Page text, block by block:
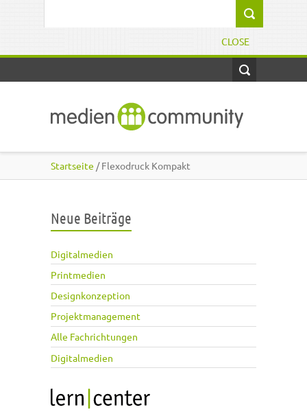
CLOSE
Startseite / Flexodruck Kompakt
Neue Beiträge
Digitalmedien
Printmedien
Designkonzeption
Projektmanagement
Alle Fachrichtungen
Digitalmedien